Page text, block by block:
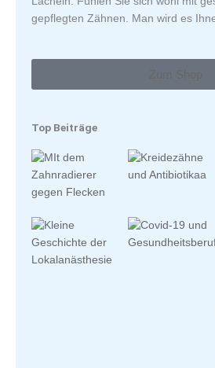
gepflegten Zähnen. Man wird es
Zum Shop
Top Beiträge